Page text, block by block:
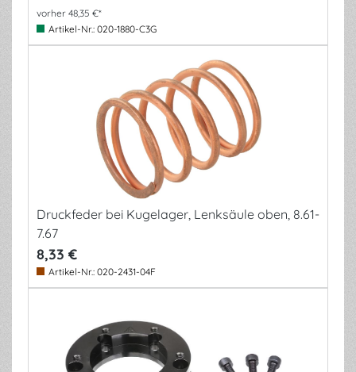
vorher 48,35 €*
Artikel-Nr.: 020-1880-C3G
Druckfeder bei Kugelager, Lenksäule oben, 8.61-
7.67
8,33 €
Artikel-Nr.: 020-2431-04F